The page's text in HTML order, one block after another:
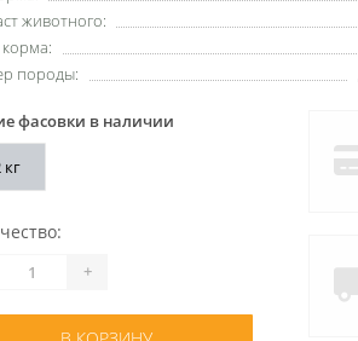
животного:
корма:
породы:
фасовки в наличии
кг
+